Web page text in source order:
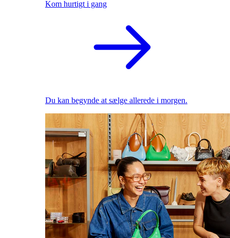
Kom hurtigt i gang
Du kan begynde at sælge allerede i morgen.